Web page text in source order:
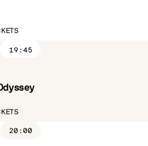
19:45
20:00